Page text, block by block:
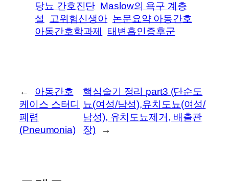
당뇨 간호진단 Maslow의 욕구 계층
설
고위험신생아 논문요약 아동간호
아동간호학과제
태변흡인증후군
←
아동간호
케이스 스터디
폐렴
(Pneumonia)
핵심술기 정리 part3 (단순도
뇨(여성/남성),유치도뇨(여성/
남성), 유치도뇨제거, 배출관
장)
→